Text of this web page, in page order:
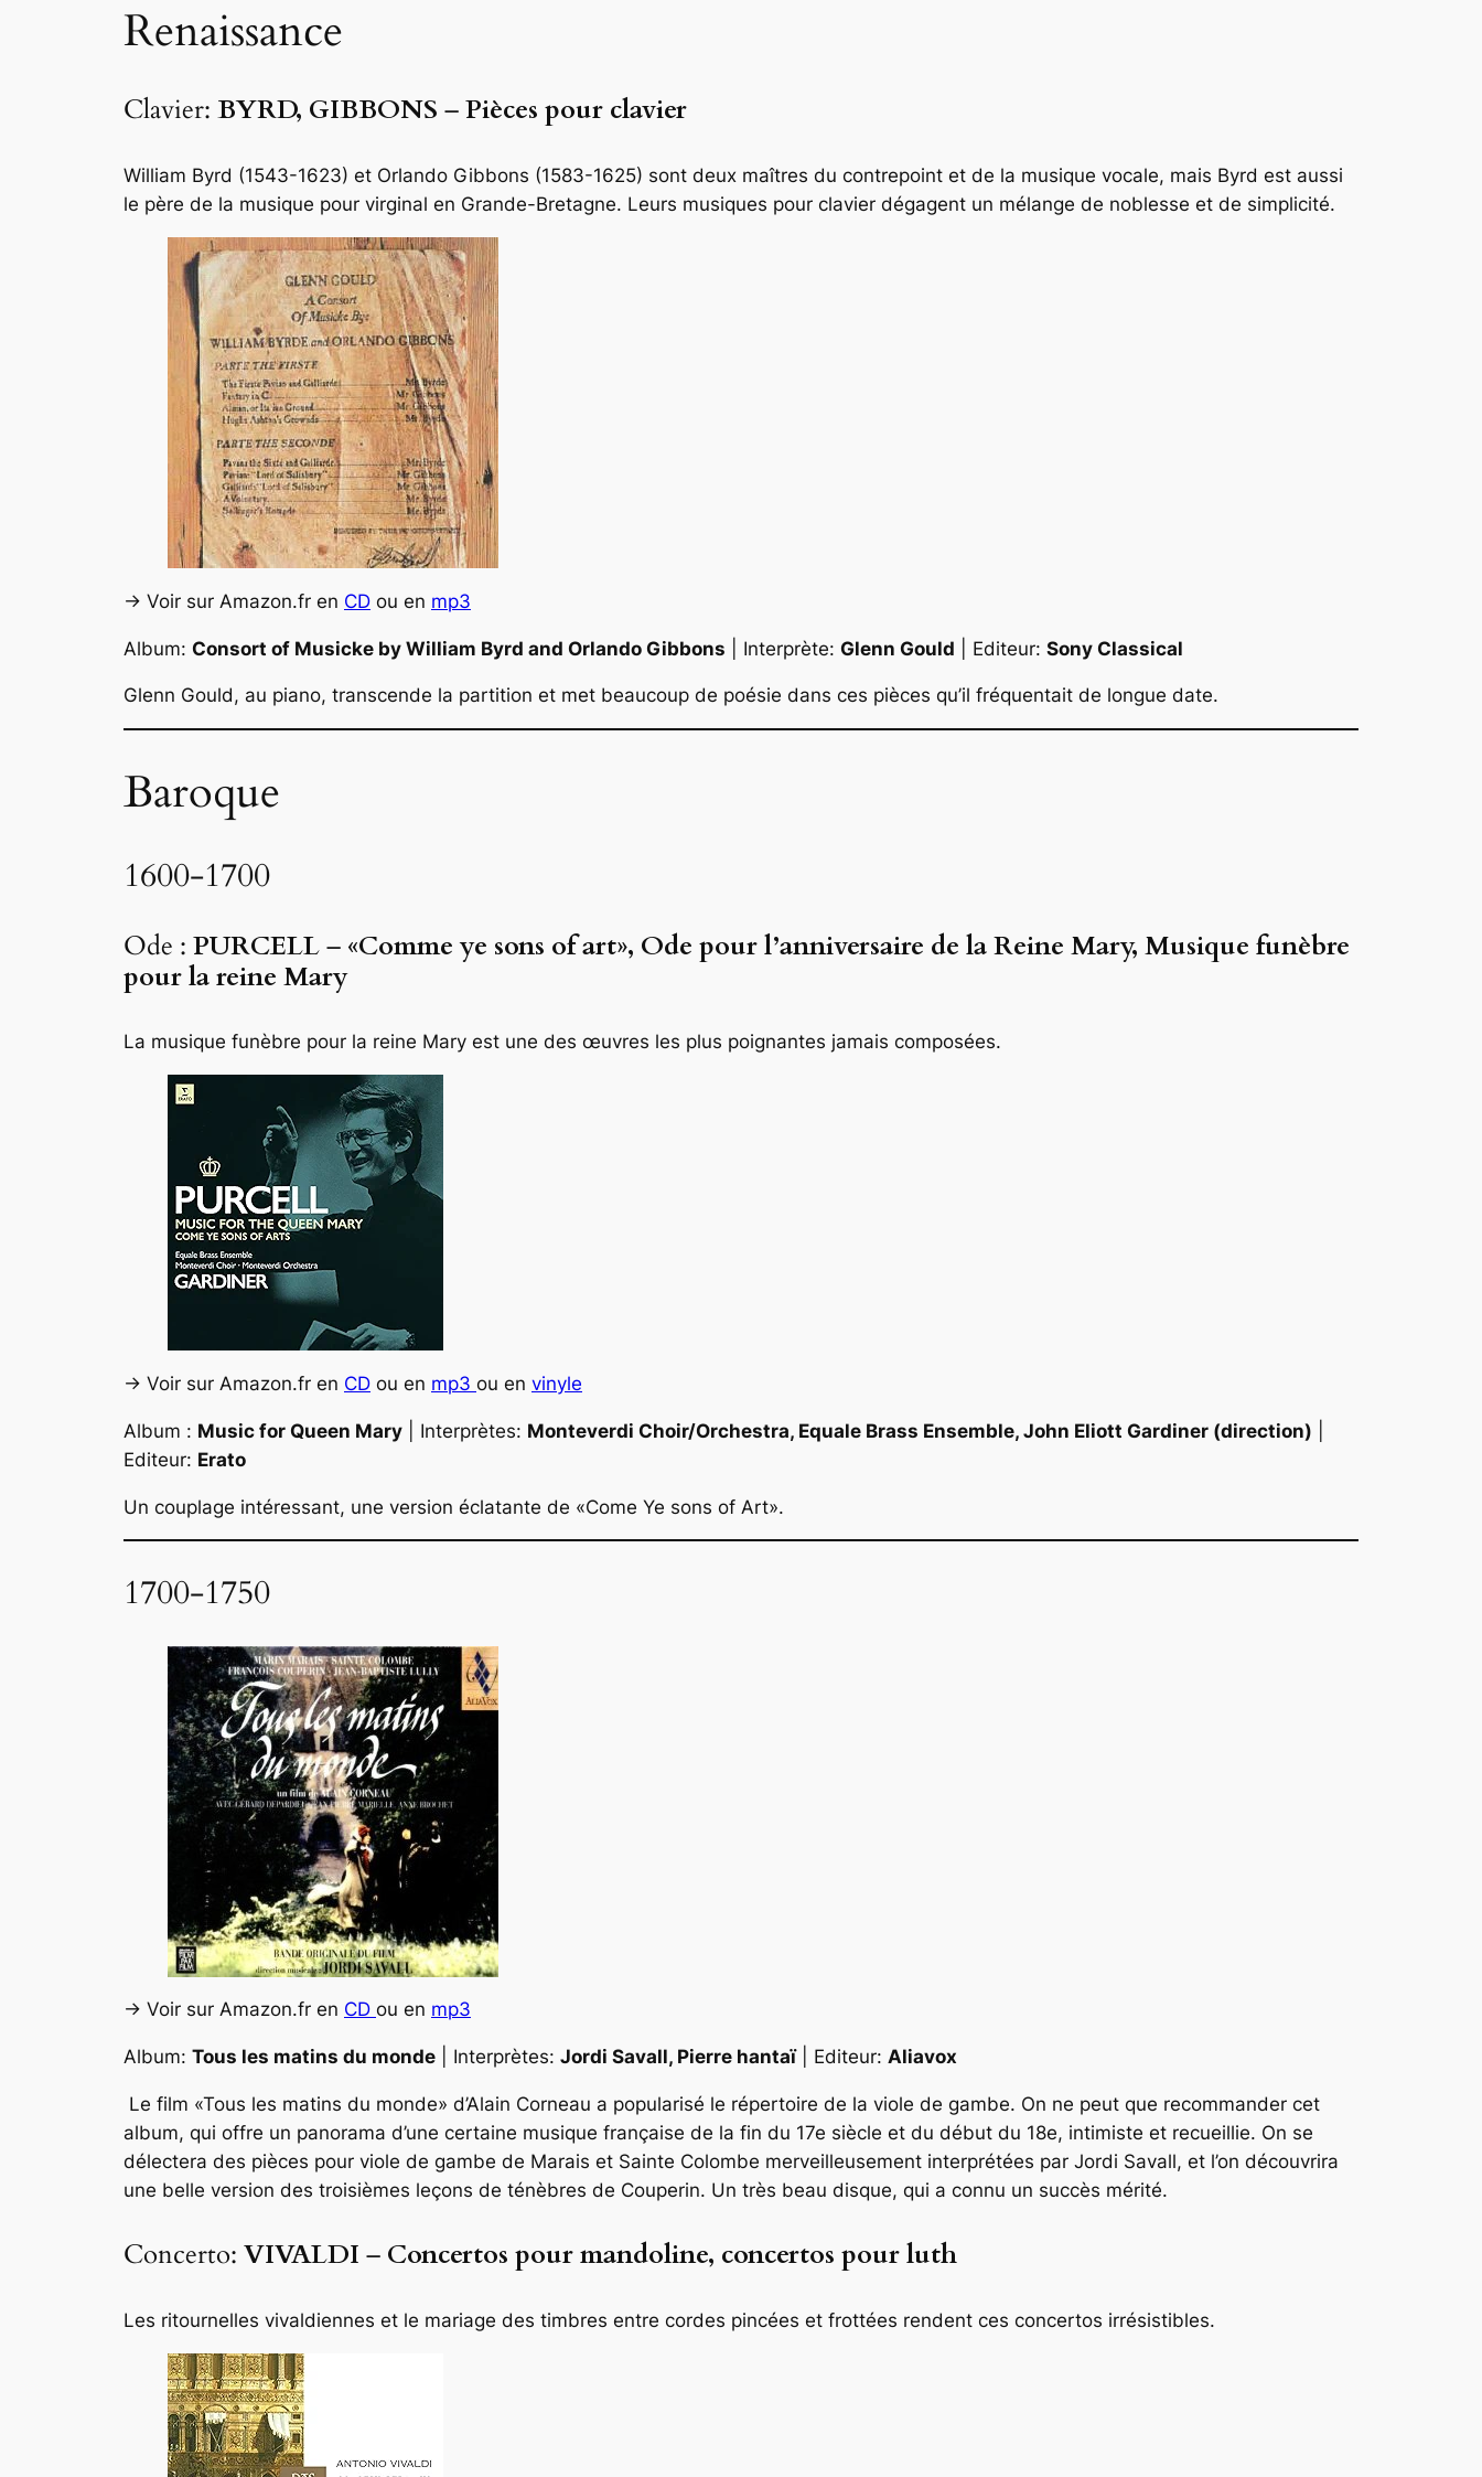
Renaissance
Clavier: BYRD, GIBBONS –Pièces pour clavier
William Byrd (1543-1623) et Orlando Gibbons (1583-1625) sont deux maîtres du contrepoint et de la musique vocale, mais Byrd est aussi
le père de la musique pour virginal en Grande-Bretagne. Leurs musiques pour clavier dégagent un mélange de noblesse et de simplicité.
-> Voir sur Amazon.fr en CD ou en mp3
Album: Consort of Musicke by William Byrd and Orlando Gibbons | Interprète: Glenn Gould | Editeur: Sony Classical
Glenn Gould, au piano, transcende la partition et met beaucoup de poésie dans ces pièces qu’il fréquentait de longue date.
Baroque
1600-1700
Ode : PURCELL– «Comme ye sons of art», Ode pour l’anniversaire de la Reine Mary, Musique funèbre
pour la reine Mary
La musique funèbre pour la reine Mary est une des œuvres les plus poignantes jamais composées.
-> Voir sur Amazon.fr en CD ou en mp3 ou en vinyle
Album : Music for Queen Mary | Interprètes: Monteverdi Choir/Orchestra, Equale Brass Ensemble, John Eliott Gardiner (direction)
Editeur: Erato
Un couplage intéressant, une version éclatante de «Come Ye sons of Art».
1700-1750
-> Voir sur Amazon.fr en CD ou en mp3
Album: Tous les matins du monde | Interprètes: Jordi Savall, Pierre hantaï| Editeur: Aliavox
Le film «Tous les matins du monde» d’Alain Corneau a popularisé le répertoire de la viole de gambe. On ne peut que recommander cet
album, qui offre un panorama d’une certaine musique française de la fin du 17e siècle et du début du 18e, intimiste et recueillie. On se
délectera des pièces pour viole de gambe de Marais et Sainte Colombe merveilleusement interprétées par Jordi Savall, et l’on découvrira
une belle version des troisièmes leçons de ténèbres de Couperin. Un très beau disque, qui a connu un succès mérité.
Concerto: VIVALDI – Concertos pour mandoline, concertos pour luth
Les ritournelles vivaldiennes et le mariage des timbres entre cordes pincées et frottées rendent ces concertos irrésistibles.